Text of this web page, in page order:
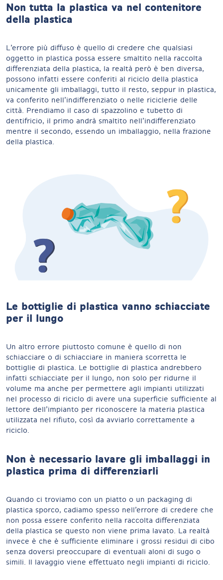
Non tutta la plastica va nel contenitore
della plastica
L’errore più diffuso è quello di credere che qualsiasi
oggetto in plastica possa essere smaltito nella raccolta
differenziata della plastica, la realtà però è ben diversa,
possono infatti essere conferiti al riciclo della plastica
unicamente gli imballaggi, tutto il resto, seppur in plastica,
va conferito nell’indifferenziato o nelle riciclerie delle
città. Prendiamo il caso di spazzolino e tubetto di
dentifricio, il primo andrà smaltito nell’indifferenziato
mentre il secondo, essendo un imballaggio, nella frazione
della plastica.
Le bottiglie di plastica vanno schiacciate
per il lungo
Un altro errore piuttosto comune è quello di non
schiacciare o di schiacciare in maniera scorretta le
bottiglie di plastica. Le bottiglie di plastica andrebbero
infatti schiacciate per il lungo, non solo per ridurne il
volume ma anche per permettere agli impianti utilizzati
nel processo di riciclo di avere una superficie sufficiente al
lettore dell’impianto per riconoscere la materia plastica
utilizzata nel rifiuto, così da avviarlo correttamente a
riciclo.
Non è necessario lavare gli imballaggi in
plastica prima di differenziarli
Quando ci troviamo con un piatto o un packaging di
plastica sporco, cadiamo spesso nell’errore di credere che
non possa essere conferito nella raccolta differenziata
della plastica se questo non viene prima lavato. La realtà
invece è che è sufficiente eliminare i grossi residui di cibo
senza doversi preoccupare di eventuali aloni di sugo o
simili. Il lavaggio viene effettuato negli impianti di riciclo.